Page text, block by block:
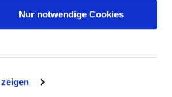
Nur notwendige Cookies